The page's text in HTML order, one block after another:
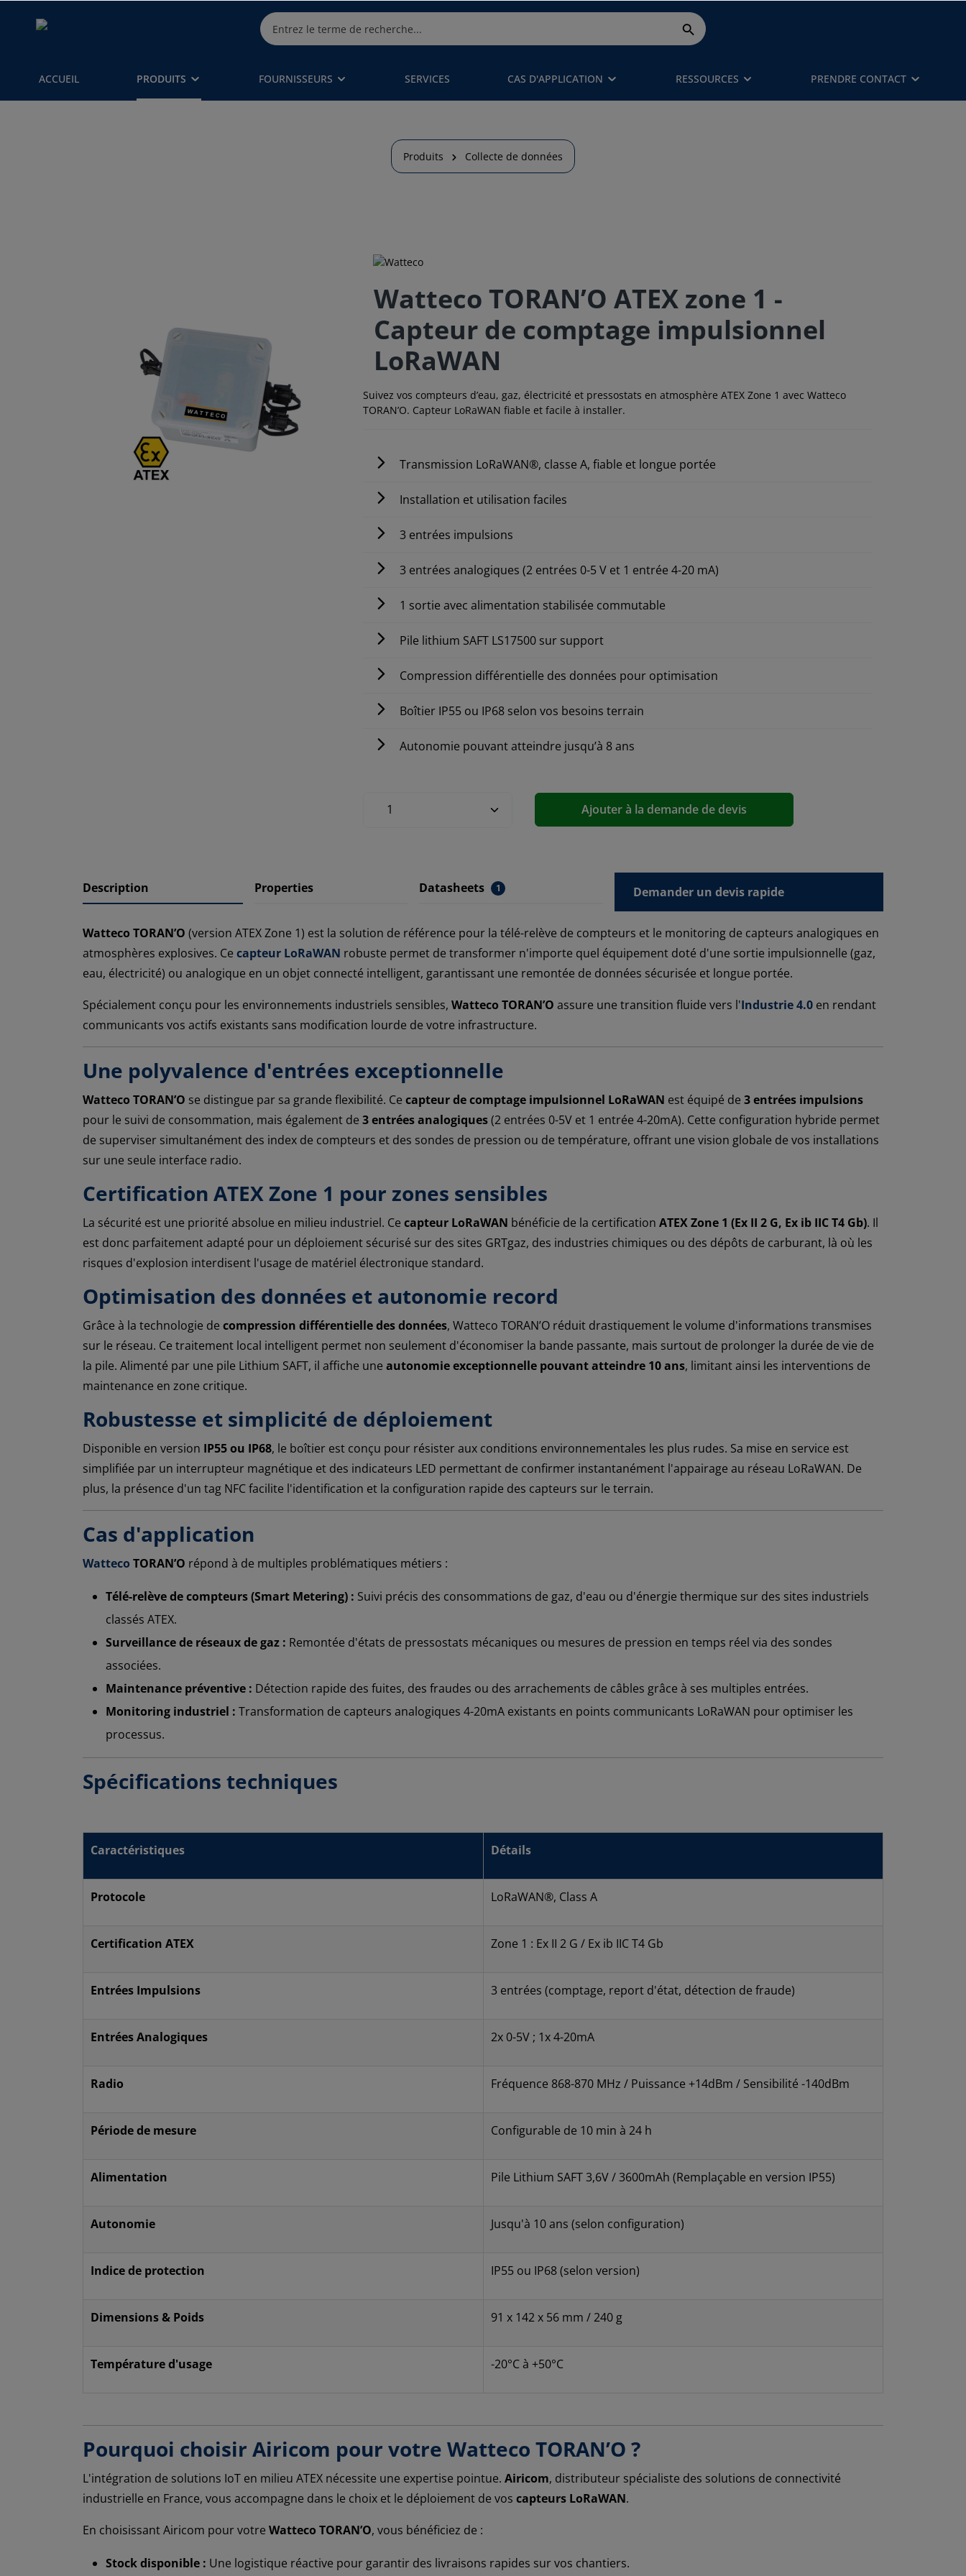
ACCUEIL PRODUITS FOURNISSEURS SERVICES CAS D'APPLICATION RESSOURCES PRENDRE CONTACT
Produits Collecte de données
Watteco TORAN’O ATEX zone 1 -
Capteur de comptage impulsionnel
LoRaWAN
Suivez vos compteurs d’eau, gaz, électricité et pressostats en atmosphère ATEX Zone 1 avec Watteco
TORAN’O. Capteur LoRaWAN fiable et facile à installer.
Transmission LoRaWAN®, classe A, fiable et longue portée
Installation et utilisation faciles
3 entrées impulsions
3 entrées analogiques (2 entrées 0-5 V et 1 entrée 4-20 mA)
1 sortie avec alimentation stabilisée commutable
Pile lithium SAFT LS17500 sur support
Compression différentielle des données pour optimisation
Boîtier IP55 ou IP68 selon vos besoins terrain
Autonomie pouvant atteindre jusqu’à 8 ans
Ajouter à la demande de devis
Description Properties Datasheets 1 Demander un devis rapide
Watteco TORAN’O (version ATEX Zone 1) est la solution de référence pour la télé-relève de compteurs et le monitoring de capteurs analogiques en
atmosphères explosives. Ce capteur LoRaWAN robuste permet de transformer n'importe quel équipement doté d'une sortie impulsionnelle (gaz,
eau, électricité) ou analogique en un objet connecté intelligent, garantissant une remontée de données sécurisée et longue portée.
Spécialement conçu pour les environnements industriels sensibles, Watteco TORAN’O assure une transition fluide vers l'Industrie 4.0 en rendant
communicants vos actifs existants sans modification lourde de votre infrastructure.
Une polyvalence d'entrées exceptionnelle
Watteco TORAN’O se distingue par sa grande flexibilité. Ce capteur de comptage impulsionnel LoRaWAN est équipé de 3 entrées impulsions
pour le suivi de consommation, mais également de 3 entrées analogiques(2 entrées 0-5V et 1 entrée 4-20mA). Cette configuration hybride permet
de superviser simultanément des index de compteurs et des sondes de pression ou de température, offrant une vision globale de vos installations
sur une seule interface radio.
Certification ATEX Zone 1 pour zones sensibles
La sécurité est une priorité absolue en milieu industriel. Ce capteur LoRaWAN bénéficie de la certification ATEX Zone 1 (Ex II 2 G, Ex ib IIC T4 Gb). Il
est donc parfaitement adapté pour un déploiement sécurisé sur des sites GRTgaz, des industries chimiques ou des dépôts de carburant, là où les
risques d'explosion interdisent l'usage de matériel électronique standard.
Optimisation des données et autonomie record
Grâce à la technologie de compression différentielle des données, Watteco TORAN’O réduit drastiquement le volume d'informations transmises
sur le réseau. Ce traitement local intelligent permet non seulement d'économiser la bande passante, mais surtout de prolonger la durée de vie de
la pile. Alimenté par une pile Lithium SAFT, il affiche une autonomie exceptionnelle pouvant atteindre 10 ans, limitant ainsi les interventions de
maintenance en zone critique.
Robustesse et simplicité de déploiement
Disponible en version IP55 ou IP68, le boîtier est conçu pour résister aux conditions environnementales les plus rudes. Sa mise en service est
simplifiée par un interrupteur magnétique et des indicateurs LED permettant de confirmer instantanément l'appairage au réseau LoRaWAN. De
plus, la présence d'un tag NFC facilite l'identification et la configuration rapide des capteurs sur le terrain.
Cas d'application
Watteco TORAN’O répond à de multiples problématiques métiers :
Télé-relève de compteurs (Smart Metering) : Suivi précis des consommations de gaz, d'eau ou d'énergie thermique sur des sites industriels
classés ATEX.
Surveillance de réseaux de gaz : Remontée d'états de pressostats mécaniques ou mesures de pression en temps réel via des sondes
associées.
Maintenance préventive : Détection rapide des fuites, des fraudes ou des arrachements de câbles grâce à ses multiples entrées.
Monitoring industriel : Transformation de capteurs analogiques 4-20mA existants en points communicants LoRaWAN pour optimiser les
processus.
Spécifications techniques
Caractéristiques Détails
Protocole LoRaWAN®, Class A
Certification ATEX Zone 1 : Ex II 2 G / Ex ib IIC T4 Gb
Entrées Impulsions 3 entrées (comptage, report d'état, détection de fraude)
Entrées Analogiques 2x 0-5V ; 1x 4-20mA
Radio Fréquence 868-870 MHz / Puissance +14dBm / Sensibilité -140dBm
Période de mesure Configurable de 10 min à 24 h
Alimentation Pile Lithium SAFT 3,6V / 3600mAh (Remplaçable en version IP55)
Autonomie Jusqu'à 10 ans (selon configuration)
Indice de protection IP55 ou IP68 (selon version)
Dimensions & Poids 91 x 142 x 56 mm / 240 g
Température d'usage -20°C à +50°C
Pourquoi choisir Airicom pour votre Watteco TORAN’O ?
L'intégration de solutions IoT en milieu ATEX nécessite une expertise pointue. Airicom, distributeur spécialiste des solutions de connectivité
industrielle en France, vous accompagne dans le choix et le déploiement de vos capteurs LoRaWAN.
En choisissant Airicom pour votre Watteco TORAN’O, vous bénéficiez de :
Stock disponible : Une logistique réactive pour garantir des livraisons rapides sur vos chantiers.